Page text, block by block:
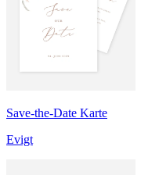
Save-the-Date Karte
Evigt